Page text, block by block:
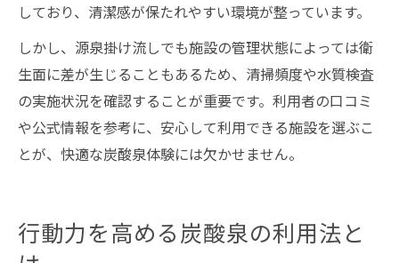
しており、清潔感が保たれやすい環境が整っています。
しかし、源泉掛け流しでも施設の管理状態によっては衛
生面に差が生じることもあるため、清掃頻度や水質検査
の実施状況を確認することが重要です。利用者の口コミ
や公式情報を参考に、安心して利用できる施設を選ぶこ
とが、快適な炭酸泉体験には欠かせません。
行動力を高める炭酸泉の利用法と